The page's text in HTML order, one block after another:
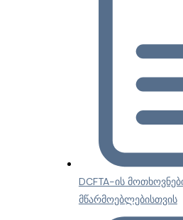
DCFTA-ის
მწარმოებლებისთვის